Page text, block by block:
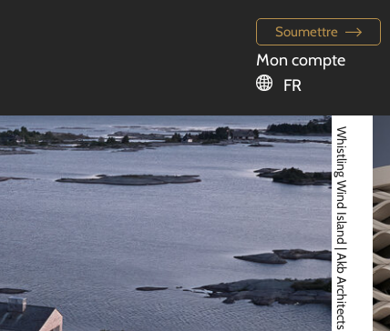
Soumettre
Mon compte
FR
Whistling Wind Island | Akb Architects